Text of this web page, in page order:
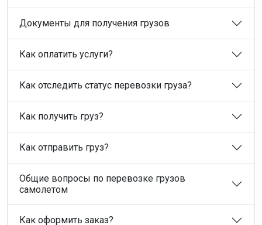
Документы для получения грузов
Как оплатить услуги?
Как отследить статус перевозки груза?
Как получить груз?
Как отправить груз?
Общие вопросы по перевозке грузов
самолетом
Как оформить заказ?